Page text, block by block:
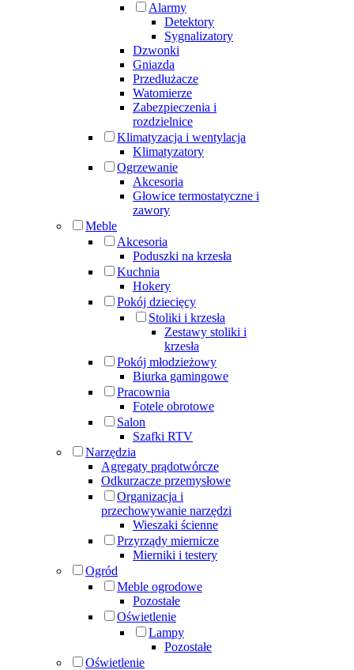
Alarmy
Detektory
Sygnalizatory
Dzwonki
Gniazda
Przedłużacze
Watomierze
Zabezpieczenia i
rozdzielnice
Klimatyzacja i wentylacja
Klimatyzatory
Ogrzewanie
Akcesoria
Głowice termostatyczne i
zawory
Meble
Akcesoria
Poduszki na krzesła
Kuchnia
Hokery
Pokój dziecięcy
Stoliki i krzesła
Zestawy stoliki i
krzesła
Pokój młodzieżowy
Biurka gamingowe
Pracownia
Fotele obrotowe
Salon
Szafki RTV
Narzędzia
Agregaty prądotwórcze
Odkurzacze przemysłowe
Organizacja i
przechowywanie narzędzi
Wieszaki ścienne
Przyrządy miernicze
Mierniki i testery
Ogród
Meble ogrodowe
Pozostałe
Oświetlenie
Lampy
Pozostałe
Oświetlenie